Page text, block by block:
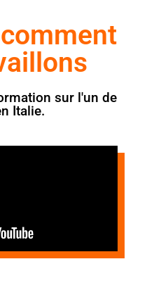
sur l'un de
Italie.